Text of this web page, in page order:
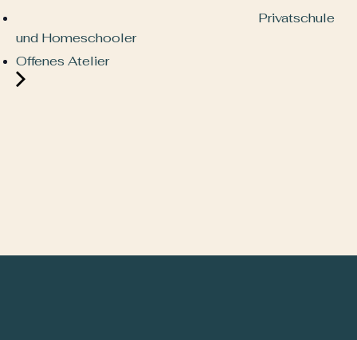
Privatschule
und Homeschooler
Offenes Atelier